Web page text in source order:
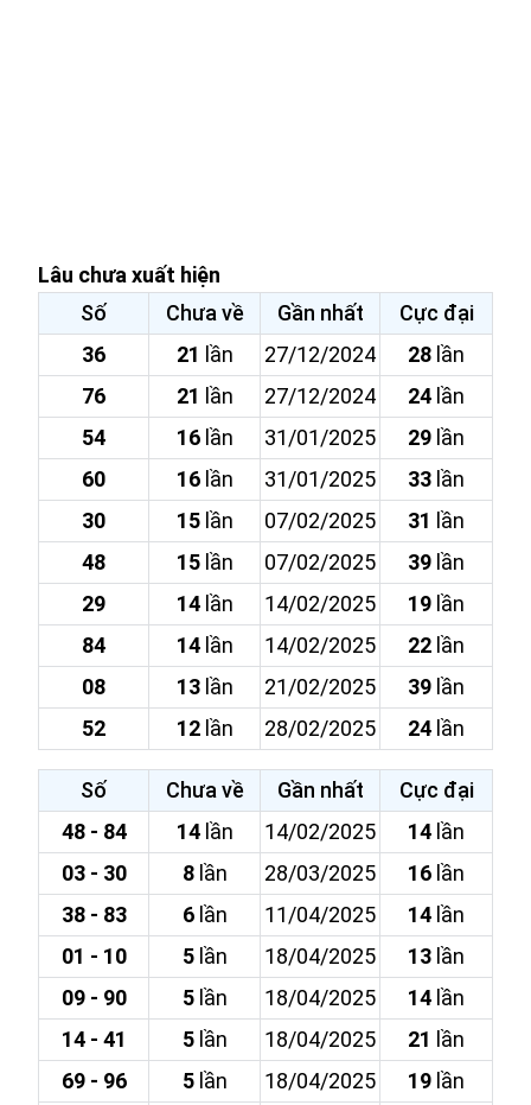
Lâu chưa xuất hiện
Số
Chưa về Gần nhất
Cực đại
36
21 lần 27/12/2024 28 lần
76
21 lần 27/12/2024 24 lần
54
16lần 31/01/2025 29 lần
60
16lần 31/01/2025 33 lần
30
15lần 07/02/2025 31 lần
48
15lần 07/02/2025 39 lần
29
14lần 14/02/2025 19 lần
84
14lần 14/02/2025 22 lần
08
13lần 21/02/2025 39 lần
52
12lần 28/02/2025 24 lần
Số Chưa về Gần nhất
Cực đại
48 - 84
14lần 14/02/2025 14 lần
03 - 30
8lần 28/03/2025 16 lần
38 - 83
6lần 11/04/2025 14 lần
01 - 10
5lần 18/04/2025 13 lần
09 - 90
5lần 18/04/2025 14 lần
14 - 41
5lần 18/04/2025 21 lần
69 - 96
5lần 18/04/2025 19 lần